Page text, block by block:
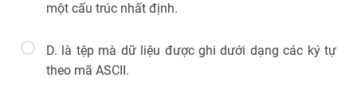
một cấu trúc nhất định.
D. là tệp mà dữ liệu được ghi dưới dạng các ký tự
theo mã ASCII.